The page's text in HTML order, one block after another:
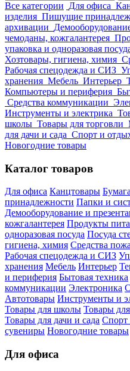
Все категории Для офиса
изделия Пишущие
архивации
чемоданы, кожгалантерея
упаковка и одноразовая
Хозтовары, гигиена, химия
Рабочая спецодежда и СИЗ
хранения Мебель Интерьер
Компьютеры и периферия
Средства коммуникации
Инструменты и электрика
школы Товары для торговли
для дачи и сада Спорт и
Новогодние товары
Каталог товаров
Для офиса Канцтовары
принадлежности Папки и
Демооборудование и
кожгалантерея Продукты
одноразовая посуда Посуда
гигиена, химия Средства
Рабочая спецодежда и СИЗ
хранения Мебель Интерьер
и периферия Бытовая техника
коммуникации Электроника
Автотовары Инструменты и
Товары для школы Товары
Товары для дачи и сада Спорт
сувениры Новогодние товары
Для офиса